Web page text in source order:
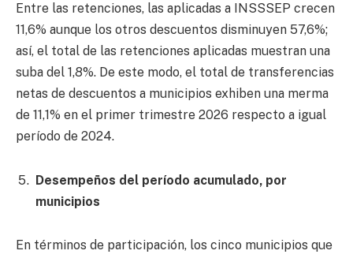
Entre las retenciones, las aplicadas a INSSSEP crecen
11,6% aunque los otros descuentos disminuyen 57,6%;
así, el total de las retenciones aplicadas muestran una
suba del 1,8%. De este modo, el total de transferencias
netas de descuentos a municipios exhiben una merma
de 11,1% en el primer trimestre 2026 respecto a igual
período de 2024.
Desempeños del período acumulado, por
municipios
En términos de participación, los cinco municipios que